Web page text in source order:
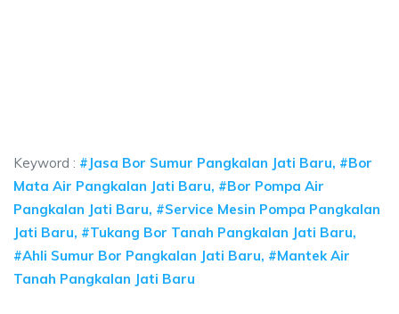
Keyword : #Jasa Bor Sumur Pangkalan Jati Baru, #Bor
Mata Air Pangkalan Jati Baru, #Bor Pompa Air
Pangkalan Jati Baru, #Service Mesin Pompa Pangkalan
Jati Baru, #Tukang Bor Tanah Pangkalan Jati Baru,
#Ahli Sumur Bor Pangkalan Jati Baru, #Mantek Air
Tanah Pangkalan Jati Baru